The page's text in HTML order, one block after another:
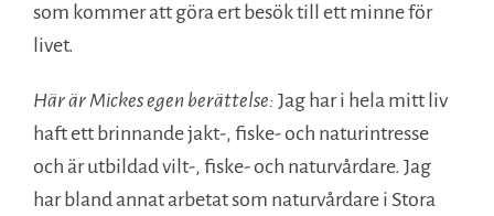
som kommer att göra ert besök till ett minne för
livet.
Här är Mickes egen berättelse: Jag har i hela mitt liv
haft ett brinnande jakt-, fiske- och naturintresse
och är utbildad vilt-, fiske- och naturvårdare. Jag
har bland annat arbetat som naturvårdare i Stora